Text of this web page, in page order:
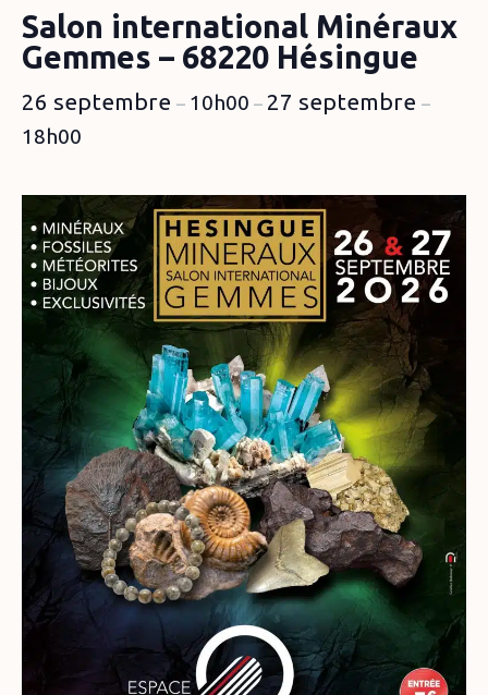
Salon international Minéraux
Gemmes – 68220 Hésingue
26 septembre – 10h00 – 27 septembre –
18h00